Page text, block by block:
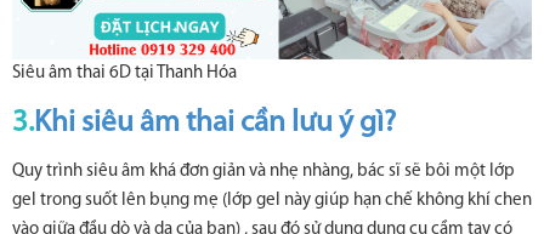
Siêu âm thai 6D tại Thanh Hóa
3.Khi siêu âm thai cần lưu ý gì?
Quy trình siêu âm khá đơn giản và nhẹ nhàng, bác sĩ sẽ bôi một lớp
gel trong suốt lên bụng mẹ (lớp gel này giúp hạn chế không khí chen
vào giữa đầu dò và da của bạn) , sau đó sử dụng dụng cụ cầm tay có